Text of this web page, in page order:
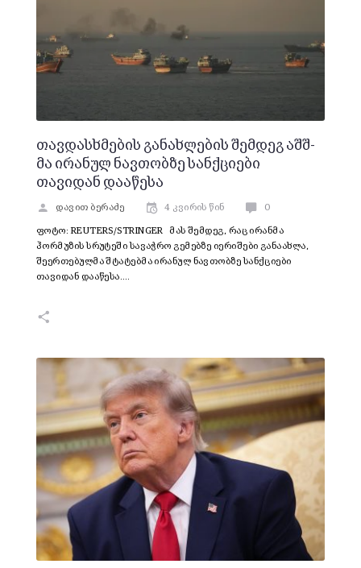
თავდასხმების განახლების შემდეგ აშშ-
მა ირანულ ნავთობზე სანქციები
თავიდან დააწესა
დავით ბერაძე 4 კვირის წინ 0
ფოტო: REUTERS/STRINGER მას შემდეგ, რაც ირანმა
ჰორმუზის სრუტეში სავაჭრო გემებზე იერიშები განაახლა,
შეერთებულმა შტატებმა ირანულ ნავთობზე სანქციები
თავიდან დააწესა.…